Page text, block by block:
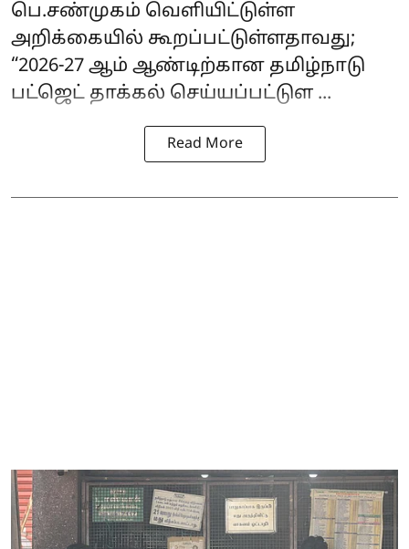
பெ.சண்முகம் வெளியிட்டுள்ள
அறிக்கையில் கூறப்பட்டுள்ளதாவது;
“2026-27 ஆம் ஆண்டிற்கான தமிழ்நாடு
பட்ஜெட் தாக்கல் செய்யப்பட்டுள ...
Read More